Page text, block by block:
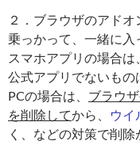
２．ブラウザのアド
乗っかって、一緒に入
スマホアプリの場合
公式アプリでないもの
PCの場合は、 ブラウ
を削除してから、 ウイ
く、などの対策で削除